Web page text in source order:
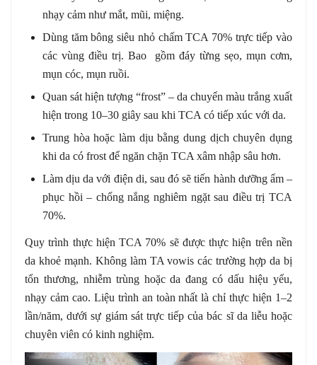
nhạy cảm như mắt, mũi, miệng.
Dùng tăm bông siêu nhỏ chấm TCA 70% trực tiếp vào
các vùng điều trị. Bao gồm đáy từng sẹo, mụn cơm,
mụn cóc, mụn ruồi.
Quan sát hiện tượng “frost” – da chuyển màu trắng xuất
hiện trong 10–30 giây sau khi TCA có tiếp xúc với da.
Trung hòa hoặc làm dịu bằng dung dịch chuyên dụng
khi da có frost để ngăn chặn TCA xâm nhập sâu hơn.
Làm dịu da với điện di, sau đó sẽ tiến hành dưỡng ẩm –
phục hồi – chống nắng nghiêm ngặt sau điều trị TCA
70%.
Quy trình thực hiện TCA 70% sẽ được thực hiện trên nền
da khoẻ mạnh. Không làm TA vowis các trường hợp da bị
tổn thương, nhiễm trùng hoặc da đang có dấu hiệu yếu,
nhạy cảm cao. Liệu trình an toàn nhất là chỉ thực hiện 1–2
lần/năm, dưới sự giám sát trực tiếp của bác sĩ da liễu hoặc
chuyên viên có kinh nghiệm.